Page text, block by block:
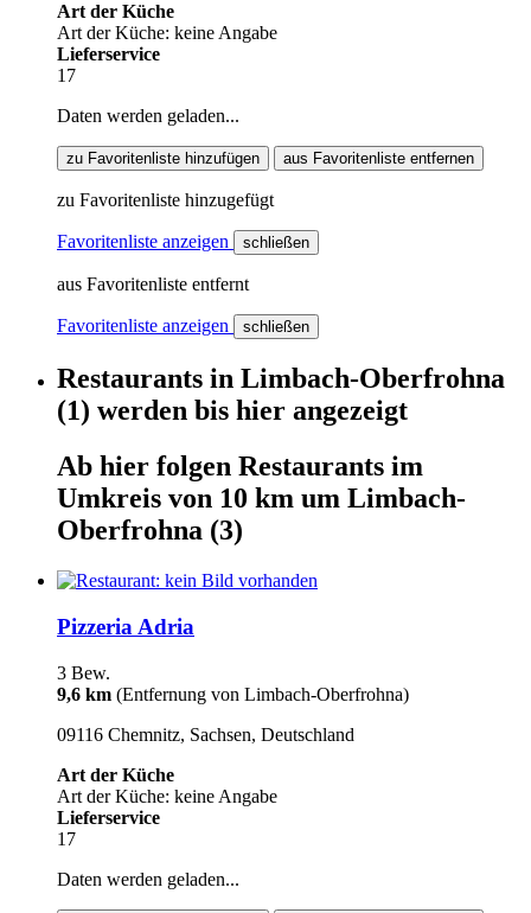
Art der Küche
Art der Küche: keine Angabe
Lieferservice
17
Daten werden geladen...
zu Favoritenliste hinzufügen aus Favoritenliste entfernen
zu Favoritenliste hinzugefügt
Favoritenliste anzeigen schließen
aus Favoritenliste entfernt
Favoritenliste anzeigen schließen
Restaurants in Limbach-Oberfrohna
(1) werden bis hier angezeigt
Ab hier folgen Restaurants im
Umkreis von 10 km um Limbach-
Oberfrohna (3)
Pizzeria Adria
3 Bew.
9,6 km (Entfernung von Limbach-Oberfrohna)
09116 Chemnitz, Sachsen, Deutschland
Art der Küche
Art der Küche: keine Angabe
Lieferservice
17
Daten werden geladen...